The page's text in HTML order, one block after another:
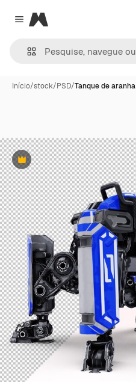
Close menu
Magnific
Início/stock/PSD/Tanque de aranha
Premium